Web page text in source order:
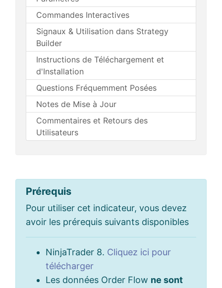
Commandes Interactives
Signaux & Utilisation dans Strategy
Builder
Instructions de Téléchargement et
d'Installation
Questions Fréquemment Posées
Notes de Mise à Jour
Commentaires et Retours des
Utilisateurs
Prérequis
Pour utiliser cet indicateur, vous devez
avoir les prérequis suivants disponibles
NinjaTrader 8. Cliquez ici pour
télécharger
Les données Order Flow ne sont